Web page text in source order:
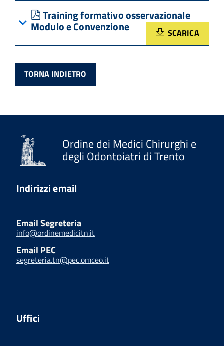
pdf
Training formativo osservazionale
Modulo e Convenzione SCARICA
TORNA INDIETRO
Ordine dei Medici Chirurghi e
degli Odontoiatri di Trento
Indirizzi email
Email Segreteria
info@ordinemedicitn.it
Email PEC
segreteria.tn@pec.omceo.it
Uffici